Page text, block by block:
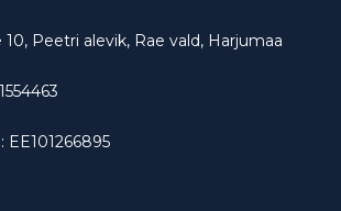
Peetri alevik, Rae vald, Harjumaa
EE101266895